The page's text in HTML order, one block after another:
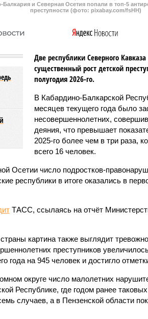
Балкария и Северная Осетия попали в топ-5
преступности (фото: pixabay.com/fsHH)
Две республики Северного
существенный рост детской
полугодия 2026-го.
В Кабардино-Балкарской
месяцев текущего года было
несовершеннолетних,
деяния, что превышает
2025-го более чем в три раза,
всего 16 человек.
Осетии число подростков-
республики в итоге оказались в
ТАСС, ссылаясь на отчёт
картина также выглядит
преступников
года на 945 человек и достигло
округе число малолетних
Республике, где годом ранее
случаев, а в Пензенской области